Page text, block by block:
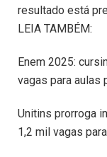
resultado está
LEIA TAMBÉM:
Enem 2025:
vagas para aulas
Unitins prorroga
1,2 mil vagas